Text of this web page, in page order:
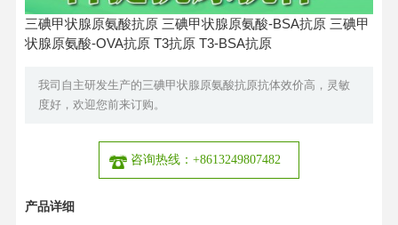
三碘甲状腺原氨酸抗原 三碘甲状腺原氨酸-BSA抗原 三碘甲
状腺原氨酸-OVA抗原 T3抗原 T3-BSA抗原
我司自主研发生产的三碘甲状腺原氨酸抗原抗体效价高，灵敏
度好，欢迎您前来订购。
咨询热线：+8613249807482
产品详细